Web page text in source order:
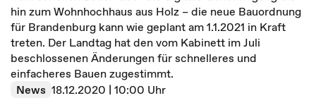
hin zum Wohnhochhaus aus Holz – die neue Bauordnung
für Brandenburg kann wie geplant am 1.1.2021 in Kraft
treten. Der Landtag hat den vom Kabinett im Juli
beschlossenen Änderungen für schnelleres und
einfacheres Bauen zugestimmt.
News 18.12.2020 | 10:00 Uhr